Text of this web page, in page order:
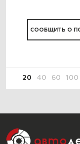
СООБЩИТЬ О
20 40 60 100